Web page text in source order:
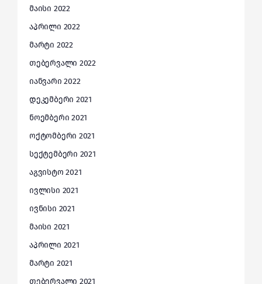
მაისი 2022
აპრილი 2022
მარტი 2022
თებერვალი 2022
იანვარი 2022
დეკემბერი 2021
ნოემბერი 2021
ოქტომბერი 2021
სექტემბერი 2021
აგვისტო 2021
ივლისი 2021
ივნისი 2021
მაისი 2021
აპრილი 2021
მარტი 2021
თებერვალი 2021